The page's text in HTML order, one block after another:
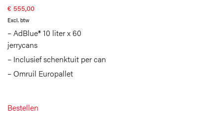
€ 555,00
Excl. btw
– AdBlue® 10 liter x 60
jerrycans
– Inclusief schenktuit per can
– Omruil Europallet
Bestellen